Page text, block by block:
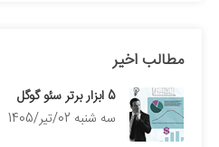
مطالب اخیر
5 ابزار برتر سئو گوگل
سه شنبه 02/تیر/1405